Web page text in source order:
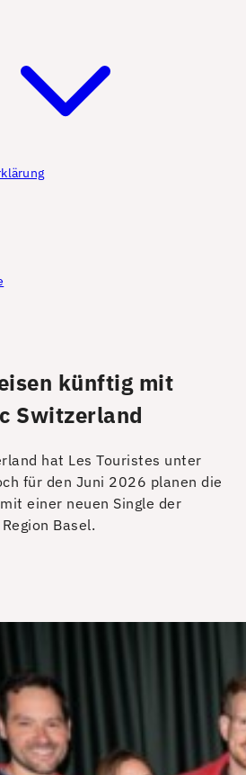
künftig mit
Switzerland
hat Les Touristes unter
für den Juni 2026 planen die
einer neuen Single der
Basel.